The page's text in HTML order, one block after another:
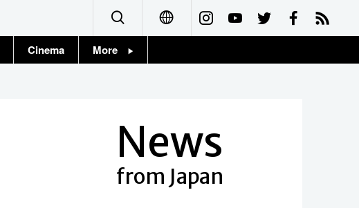
Français
Cinema More
News
from Japan